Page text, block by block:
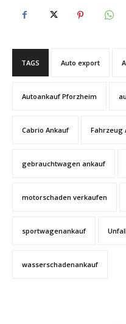
TAGS Auto export
Autoankauf Pforzheim
Cabrio Ankauf Fahrzeug
gebrauchtwagen ankauf
motorschaden verkaufen
sportwagenankauf
wasserschadenankauf